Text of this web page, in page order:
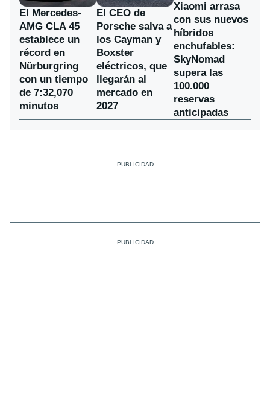
El Mercedes-
AMG CLA 45
establece un
récord en
Nürburgring
con un tiempo
de 7:32,070
minutos
El CEO de
Porsche salva a
los Cayman y
Boxster
eléctricos, que
llegarán al
mercado en
2027
Xiaomi arrasa
con sus nuevos
híbridos
enchufables:
SkyNomad
supera las
100.000
reservas
anticipadas